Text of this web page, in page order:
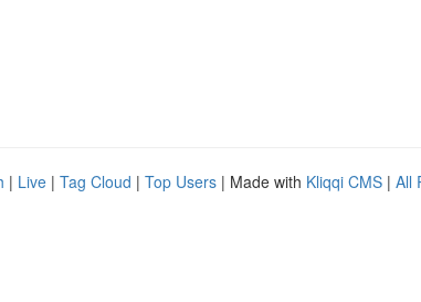
| Live | Tag Cloud | Top Users | Made with Kliqqi CMS | All